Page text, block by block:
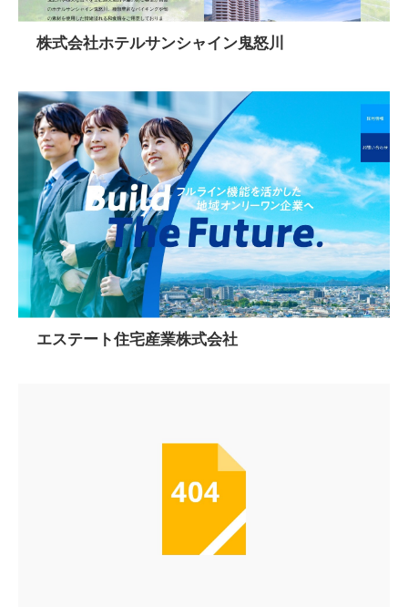
株式会社ホテルサンシャイン鬼怒川
エステート住宅産業株式会社